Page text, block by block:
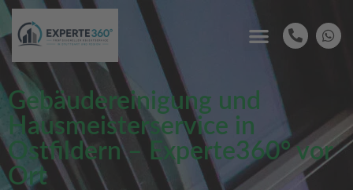
Gebäudereinigung und
Hausmeisterservice in
Ostfildern – Experte360° vor
Ort